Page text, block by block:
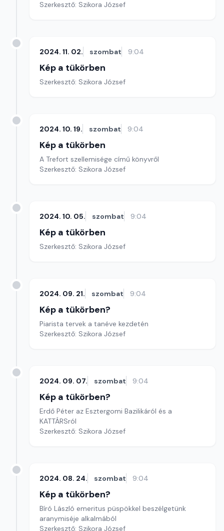
Szerkesztő: Szikora József
2024. 11. 02. szombat 9:04
Kép a tükörben
Szerkesztő: Szikora József
2024. 10. 19. szombat 9:04
Kép a tükörben
A Trefort szellemisége című könyvről
Szerkesztő: Szikora József
2024. 10. 05. szombat 9:04
Kép a tükörben
Szerkesztő: Szikora József
2024. 09. 21. szombat 9:04
Kép a tükörben?
Piarista tervek a tanéve kezdetén
Szerkesztő: Szikora József
2024. 09. 07. szombat 9:04
Kép a tükörben?
Erdő Péter az Esztergomi Bazilikáról és a
KATTÁRSról
Szerkesztő: Szikora József
2024. 08. 24. szombat 9:04
Kép a tükörben?
Bíró László emeritus püspökkel beszélgetünk
aranymiséje alkalmából
Szerkesztő: Szikora József